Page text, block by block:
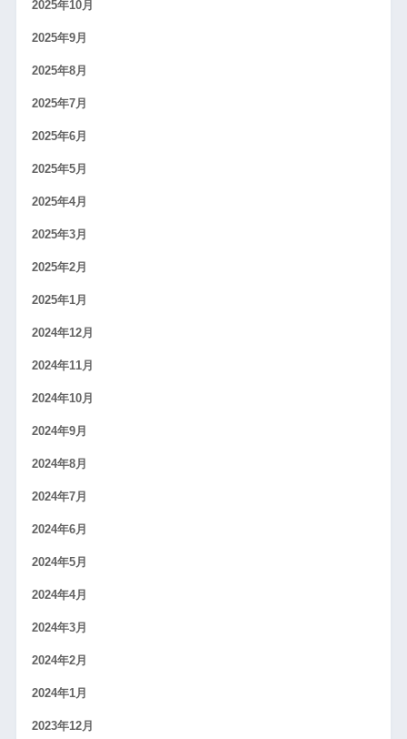
2025年10月
2025年9月
2025年8月
2025年7月
2025年6月
2025年5月
2025年4月
2025年3月
2025年2月
2025年1月
2024年12月
2024年11月
2024年10月
2024年9月
2024年8月
2024年7月
2024年6月
2024年5月
2024年4月
2024年3月
2024年2月
2024年1月
2023年12月